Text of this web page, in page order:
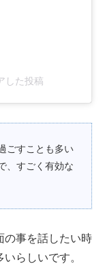
した投稿
ごすことも多い
、すごく有効な
の事を話したい時
らしいです。